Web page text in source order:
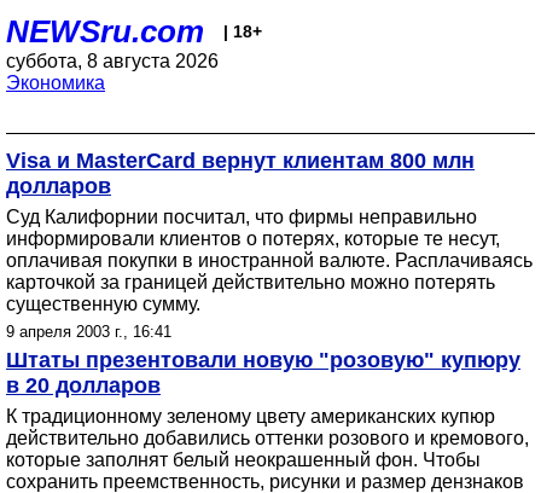
NEWSru.com | 18+
суббота, 8 августа 2026
Экономика
Visa и MasterCard вернут клиентам 800 млн
долларов
Суд Калифорнии посчитал, что фирмы неправильно
информировали клиентов о потерях, которые те несут,
оплачивая покупки в иностранной валюте. Расплачиваясь
карточкой за границей действительно можно потерять
существенную сумму.
9 апреля 2003 г., 16:41
Штаты презентовали новую "розовую" купюру
в 20 долларов
К традиционному зеленому цвету американских купюр
действительно добавились оттенки розового и кремового,
которые заполнят белый неокрашенный фон. Чтобы
сохранить преемственность, рисунки и размер дензнаков